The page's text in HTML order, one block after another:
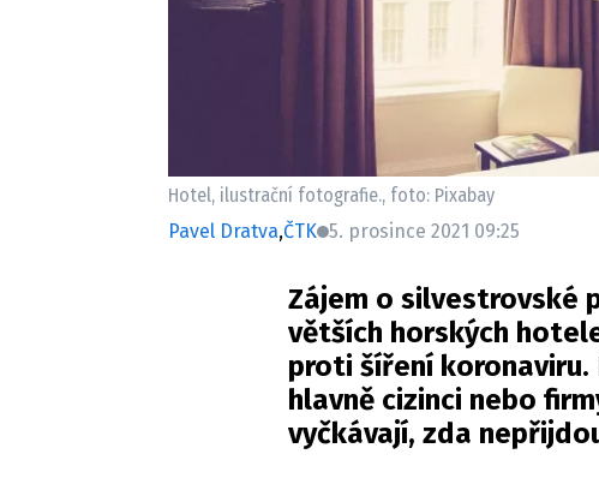
Hotel, ilustrační fotografie., foto: Pixabay
Pavel Dratva,ČTK 5. prosince 2021 09:25
Zájem o silvestrovské
větších horských
proti šíření koronaviru.
hlavně cizinci nebo
vyčkávají, zda